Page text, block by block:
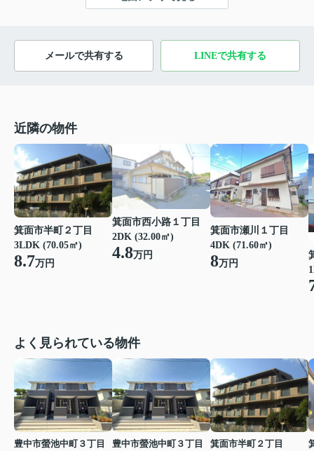
メールで共有する LINEで共有する
近隣の物件
箕面市半町２丁目
3LDK (70.05㎡)
8.7万円
箕面市西小路１丁目
2DK (32.00㎡)
4.8万円
箕面市瀬川１丁目
4DK (71.60㎡)
8万円
よく見られている物件
豊中市螢池中町３丁目
豊中市螢池中町３丁目
箕面市半町２丁目